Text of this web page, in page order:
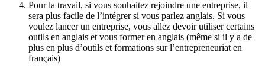
Pour la travail, si vous souhaitez rejoindre une entreprise, il
sera plus facile de l’intégrer si vous parlez anglais. Si vous
voulez lancer un entreprise, vous allez devoir utiliser certains
outils en anglais et vous former en anglais (même si il y a de
plus en plus d’outils et formations sur l’entrepreneuriat en
français)